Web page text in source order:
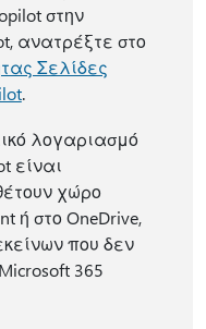
στην
ανατρέξτε στο
Σελίδες
.
λογαριασμό
είναι
χώρο
ή στο OneDrive,
που δεν
365